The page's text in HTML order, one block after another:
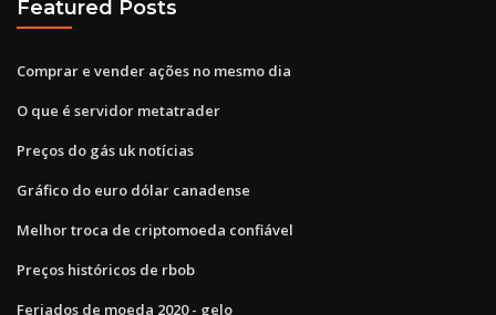
Featured Posts
Comprar e vender ações no mesmo dia
O que é servidor metatrader
Preços do gás uk notícias
Gráfico do euro dólar canadense
Melhor troca de criptomoeda confiável
Preços históricos de rbob
Feriados de moeda 2020 - gelo